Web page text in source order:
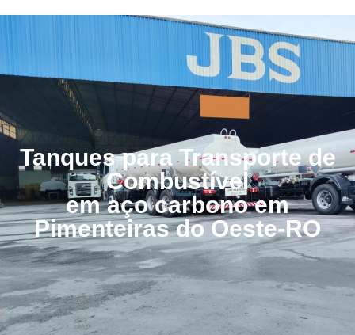
Tanques para Transporte de
Combustível
em aço carbono em
Pimenteiras do Oeste-RO